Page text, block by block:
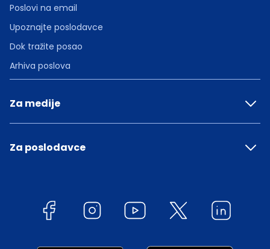
Poslovi na email
Upoznajte poslodavce
Dok tražite posao
Arhiva poslova
Za medije
Za poslodavce